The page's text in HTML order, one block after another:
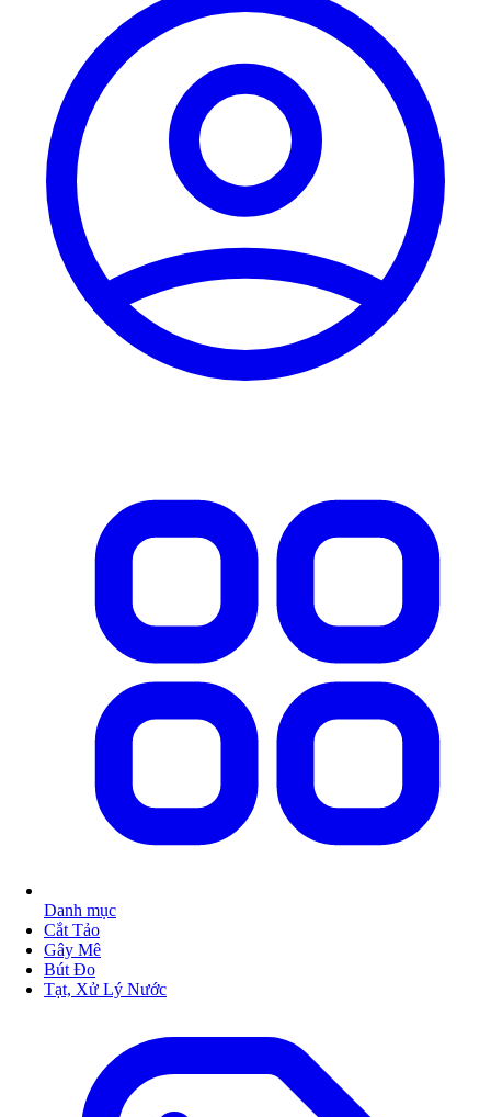
Danh mục
Cắt Tảo
Gây Mê
Bút Đo
Tạt, Xử Lý Nước